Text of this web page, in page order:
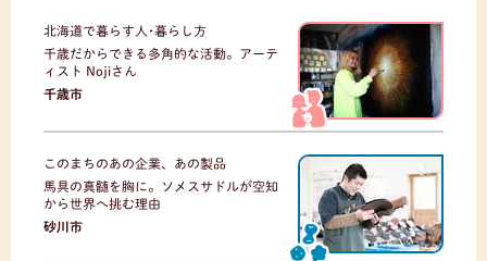
北海道で暮らす人･暮らし方
千歳だからできる多角的な活動。アーテ
ィスト Nojiさん
千歳市
このまちのあの企業、あの製品
馬具の真髄を胸に。ソメスサドルが空知
から世界へ挑む理由
砂川市